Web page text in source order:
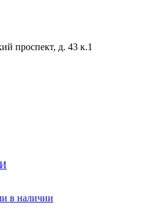
проспект, д. 43 к.1
в наличии